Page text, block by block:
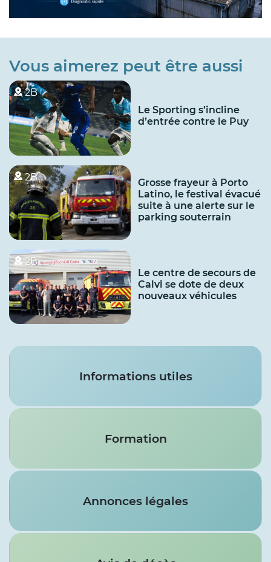
Vous aimerez peut être aussi
2B
Le Sporting s’incline
d’entrée contre le Puy
2B
Grosse frayeur à Porto
Latino, le festival évacué
suite à une alerte sur le
parking souterrain
2B
Le centre de secours de
Calvi se dote de deux
nouveaux véhicules
Services
Informations utiles
Formation
Annonces légales